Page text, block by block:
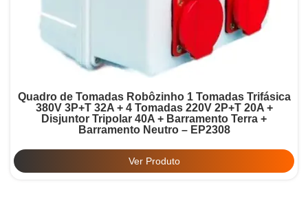
Quadro de Tomadas Robôzinho 1 Tomadas Trifásica
380V 3P+T 32A + 4 Tomadas 220V 2P+T 20A +
Disjuntor Tripolar 40A + Barramento Terra +
Barramento Neutro – EP2308
Ver Produto